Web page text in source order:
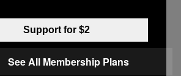
Support for $2
See All Membership Plans